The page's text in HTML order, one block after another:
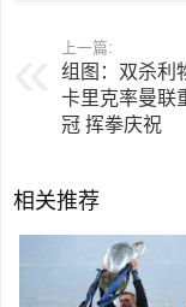
上一篇:
组图：双杀利
卡里克率曼联
冠 挥拳庆祝
相关推荐